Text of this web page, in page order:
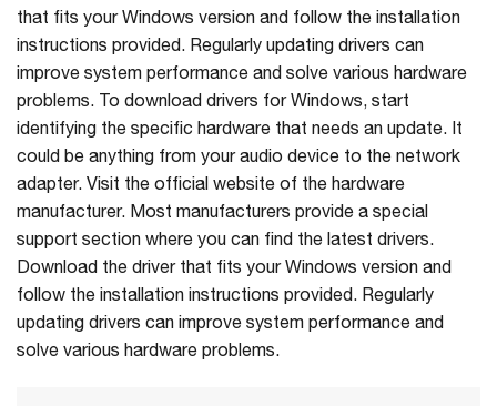
that fits your Windows version and follow the installation
instructions provided. Regularly updating drivers can
improve system performance and solve various hardware
problems. To download drivers for Windows, start
identifying the specific hardware that needs an update. It
could be anything from your audio device to the network
adapter. Visit the official website of the hardware
manufacturer. Most manufacturers provide a special
support section where you can find the latest drivers.
Download the driver that fits your Windows version and
follow the installation instructions provided. Regularly
updating drivers can improve system performance and
solve various hardware problems.